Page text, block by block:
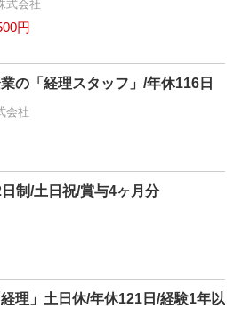
式会社
円
の「経理スタッフ」/年休116日
会社
制/土日祝/賞与4ヶ月分
理」土日休/年休121日/経験1年以